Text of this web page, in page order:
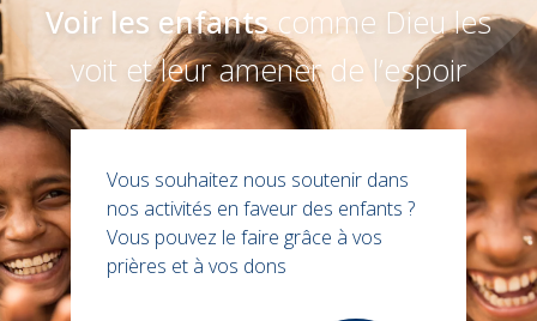
Voir les enfantscomme Dieu les
voit et leur amener de l’espoir
Vous souhaitez nous soutenir dans
nos activités en faveur des enfants ?
Vous pouvez le faire grâce à vos
prières et à vos dons